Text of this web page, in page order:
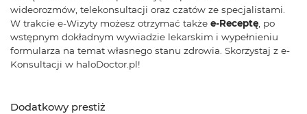
wideorozmów, telekonsultacji oraz czatów ze specjalistami.
W trakcie e-Wizyty możesz otrzymać także e-Receptę , po
wstępnym dokładnym wywiadzie lekarskim i wypełnieniu
formularza na temat własnego stanu zdrowia. Skorzystaj z e-
Konsultacji w haloDoctor.pl!
Dodatkowy prestiż